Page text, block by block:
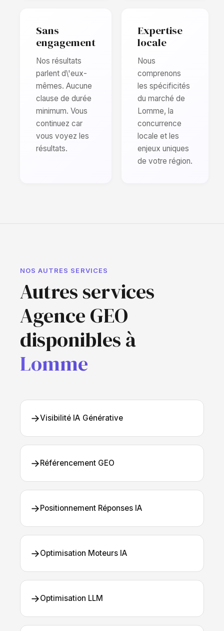
Sans
engagement
Nos résultats
parlent d\'eux-
mêmes. Aucune
clause de durée
minimum. Vous
continuez car
vous voyez les
résultats.
Expertise
locale
Nous
comprenons
les spécificités
du marché de
Lomme, la
concurrence
locale et les
enjeux uniques
de votre région.
NOS AUTRES SERVICES
Autres services
Agence GEO
disponibles à
Lomme
→Visibilité IA Générative
→Référencement GEO
→Positionnement Réponses IA
→Optimisation Moteurs IA
→Optimisation LLM